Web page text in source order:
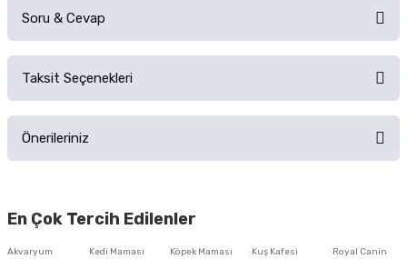
Ürünü Satın Al ve Yorumla
Soru & Cevap
Taksit Seçenekleri
Önerileriniz
iletebilirsiniz.
En Çok Tercih Edilenler
Akvaryum
Kedi Maması
Köpek Maması
Kuş Kafesi
Royal Canin